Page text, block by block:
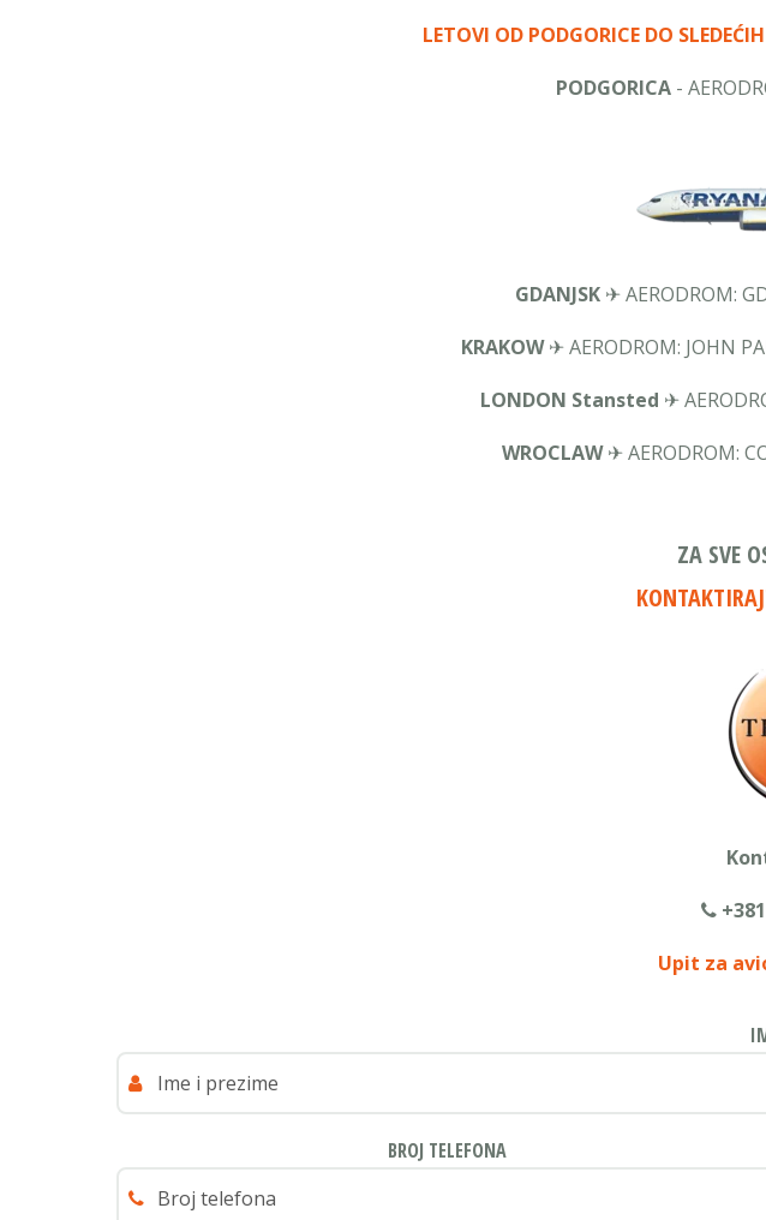
LETOVI OD PODGORICE DO
PODGORICA-
GDANJSK ✈ AERODROM:
KRAKOW✈ AERODROM: JOHN
LONDON Stansted ✈
WROCLAW✈ AERODROM:
ZA SVE
Upit za
BROJ TELEFONA